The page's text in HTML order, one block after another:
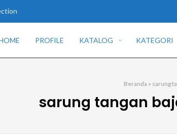
PROFILE KATALOG KATEGORI
Beranda » sarung
sarung tangan